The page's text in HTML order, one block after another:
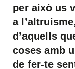
per això us
a
d’aquells
coses amb
de fer-te